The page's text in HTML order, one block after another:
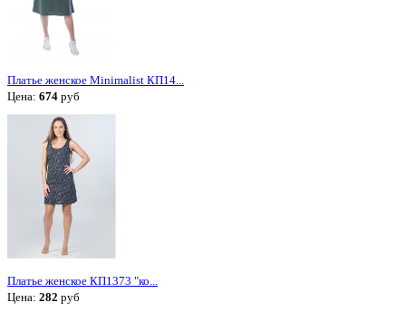
Платье женское Minimalist КП14...
Цена: 674 руб
Платье женское КП1373 "ко...
Цена: 282 руб